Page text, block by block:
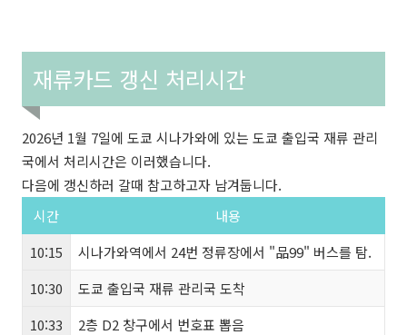
재류카드 갱신 처리시간
2026년 1월 7일에 도쿄 시나가와에 있는 도쿄 출입국 재류 관리
국에서 처리시간은 이러했습니다.
다음에 갱신하러 갈때 참고하고자 남겨둡니다.
시간
내용
10:15
시나가와역에서 24번 정류장에서 "品99" 버스를 탐.
10:30
도쿄 출입국 재류 관리국 도착
10:33
2층 D2 창구에서 번호표 뽑음